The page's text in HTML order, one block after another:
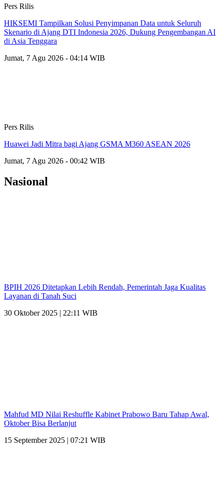
Pers Rilis
HIKSEMI Tampilkan Solusi Penyimpanan Data untuk Seluruh
Skenario di Ajang DTI Indonesia 2026, Dukung Pengembangan AI
di Asia Tenggara
Jumat, 7 Agu 2026 - 04:14 WIB
Pers Rilis
Huawei Jadi Mitra bagi Ajang GSMA M360 ASEAN 2026
Jumat, 7 Agu 2026 - 00:42 WIB
Nasional
BPIH 2026 Ditetapkan Lebih Rendah, Pemerintah Jaga Kualitas
Layanan di Tanah Suci
30 Oktober 2025 | 22:11 WIB
Mahfud MD Nilai Reshuffle Kabinet Prabowo Baru Tahap Awal,
Oktober Bisa Berlanjut
15 September 2025 | 07:21 WIB